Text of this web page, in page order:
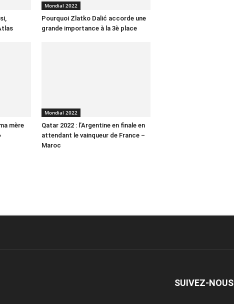
Mondial 2022
Pourquoi Zlatko Dalić accorde une
grande importance à la 3è place
mère
Mondial 2022
Qatar 2022 : l’Argentine en finale en
attendant le vainqueur de France –
Maroc
SUIVEZ-NOUS